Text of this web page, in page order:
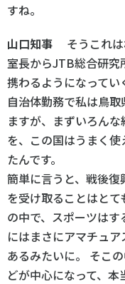
すね。
山口知事 そうこれは
室長からJTB総合研究
携わるようになって
自治体勤務で私は鳥
ますが、まずいろん
を、この国はうまく
たんです。
簡単に言うと、戦後
を受け取ることはと
の中で、スポーツは
にはまさにアマチュ
あるみたいに。 そこ
どが中心になって、